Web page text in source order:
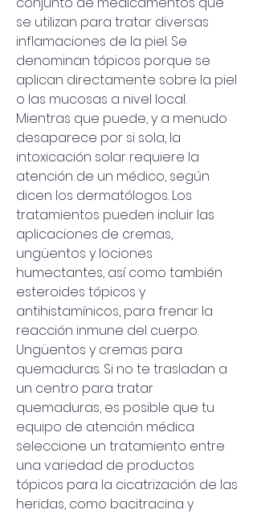
se utilizan para tratar diversas
inflamaciones de la piel. Se
denominan tópicos porque se
aplican directamente sobre la piel
o las mucosas a nivel local.
Mientras que puede, y a menudo
desaparece por si sola, la
intoxicación solar requiere la
atención de un médico, según
dicen los dermatólogos. Los
tratamientos pueden incluir las
aplicaciones de cremas,
ungüentos y lociones
humectantes, así como también
esteroides tópicos y
antihistamínicos, para frenar la
reacción inmune del cuerpo.
Ungüentos y cremas para
quemaduras. Si no te trasladan a
un centro para tratar
quemaduras, es posible que tu
equipo de atención médica
seleccione un tratamiento entre
una variedad de productos
tópicos para la cicatrización de las
heridas, como bacitracina y